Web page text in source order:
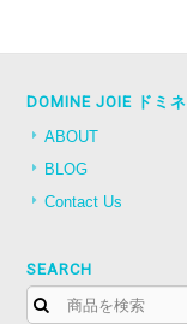
DOMINE JOIE ドミ
ABOUT
BLOG
Contact Us
SEARCH